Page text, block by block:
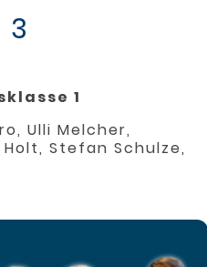
3
1
Ulli Melcher,
Stefan Schulze,